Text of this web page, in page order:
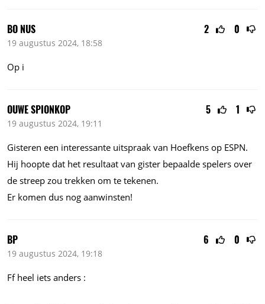
2 0
BO NUS
19 augustus 2024, 18:58
Op i
5 1
OUWE SPIONKOP
19 augustus 2024, 19:11
Gisteren een interessante uitspraak van Hoefkens op ESPN.
Hij hoopte dat het resultaat van gister bepaalde spelers over
de streep zou trekken om te tekenen.
Er komen dus nog aanwinsten!
6 0
BP
19 augustus 2024, 19:18
Ff heel iets anders :